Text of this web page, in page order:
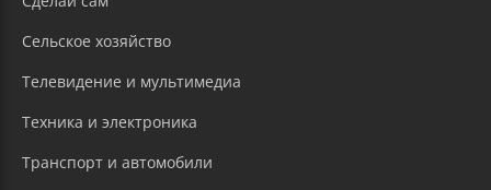
Сельское хозяйство
Телевидение и мультимедиа
Техника и электроника
Транспорт и автомобили